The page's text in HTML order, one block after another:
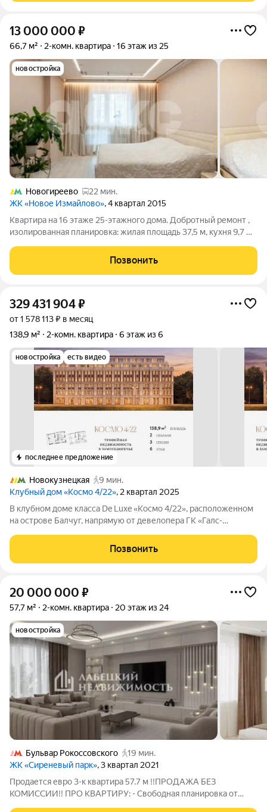
13 000 000 ₽
66,7 м² 2-комн. квартира 16 этаж из 25
новостройка
Новогиреево
22 мин.
ЖК «Новое Измайлово», 4 квартал 2015
Квартира на 16 этаже 25-этажного дома. Добротный ремонт ,
изолированная планировка: жилая площадь 37,5 м, кухня 9,7 м.
отдыха. Окна
Позвонить
329 431 904₽
от 1 578 113 ₽ в месяц
138,9 м²
2-комн. квартира 6 этаж из 6
новостройка есть видео
последнее предложение
Новокузнецкая
9 мин.
Клубный дом «Космо 4/22», 2 квартал 2025
В клубном доме класса De Luxe «Космо 4/22», расположенном
на острове Балчуг, напрямую от девелопера ГК «Галс-
общей площадью 138.90 м. Квартира предлагается без
отделки, со свободной
Позвонить
20 000 000 ₽
57,7 м² 2-комн. квартира 20 этаж из 24
новостройка
Бульвар Рокоссовского
19 мин.
ЖК «Сиреневый парк», 3 квартал 2021
Продается евро 3-к квартира 57.7 м !!ПРОДАЖА БЕЗ
КОМИССИИ!! ПРО КВАРТИРУ: - Свободная планировка от